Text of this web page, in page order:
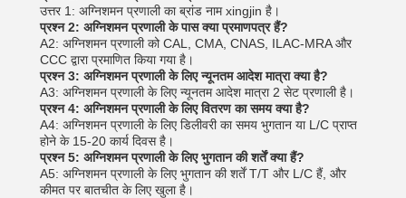
उत्तर 1: अग्निशमन प्रणाली का ब्रांड नाम xingjin है।
प्रश्न 2: अग्निशमन प्रणाली के पास क्या प्रमाणपत्र हैं?
A2: अग्निशमन प्रणाली को CAL, CMA, CNAS, ILAC-MRA और
CCC द्वारा प्रमाणित किया गया है।
प्रश्न 3: अग्निशमन प्रणाली के लिए न्यूनतम आदेश मात्रा क्या है?
A3: अग्निशमन प्रणाली के लिए न्यूनतम आदेश मात्रा 2 सेट प्रणाली है।
प्रश्न 4: अग्निशमन प्रणाली के लिए वितरण का समय क्या है?
A4: अग्निशमन प्रणाली के लिए डिलीवरी का समय भुगतान या L/C प्राप्त
होने के 15-20 कार्य दिवस है।
प्रश्न 5: अग्निशमन प्रणाली के लिए भुगतान की शर्तें क्या हैं?
A5: अग्निशमन प्रणाली के लिए भुगतान की शर्तें T/T और L/C हैं, और
कीमत पर बातचीत के लिए खुला है।